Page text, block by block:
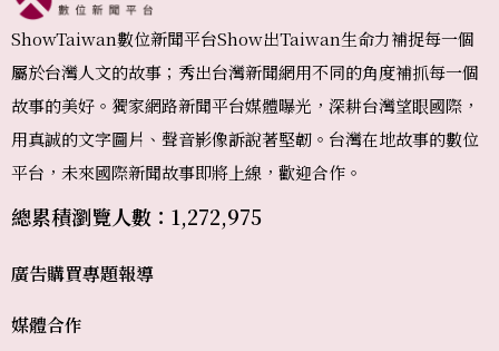
ShowTaiwan數位新聞平台Show出Taiwan生命力補捉每一個
屬於台灣人文的故事；秀出台灣新聞網用不同的角度補抓每一個
故事的美好。獨家網路新聞平台媒體曝光，深耕台灣望眼國際，
用真誠的文字圖片、聲音影像訴說著堅韌。台灣在地故事的數位
平台，未來國際新聞故事即將上線，歡迎合作。
總累積瀏覽人數：1,272,975
廣告購買
媒體合作
專題報導